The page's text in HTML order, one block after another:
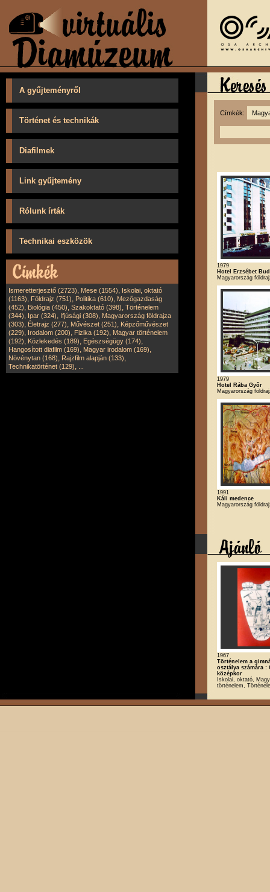
A gyűjteményről
Történet és technikák
Diafilmek
Link gyűjtemény
Rólunk írták
Technikai eszközök
Ismeretterjesztő (2723), Mese (1554), Iskolai, oktató
(1163), Földrajz (751), Politika (610), Mezőgazdaság
(452), Biológia (450), Szakoktató (398), Történelem
(344), Ipar (324), Ifjúsági (308), Magyarország földrajza
(303), Életrajz (277), Művészet (251), Képzőművészet
(229), Irodalom (200), Fizika (192), Magyar történelem
(192), Közlekedés (189), Egészségügy (174),
Hangosított diafilm (169), Magyar irodalom (169),
Növénytan (168), Rajzfilm alapján (133),
Technikatörténet (129),
Címkék:
1979
Hotel Erzsébet
Magyarország
1979
Hotel Rába Győr
Magyarország
1991
Káli medence
Magyarország
1967
Történelem a
osztálya számára :
középkor
Iskolai, oktató,
történelem,